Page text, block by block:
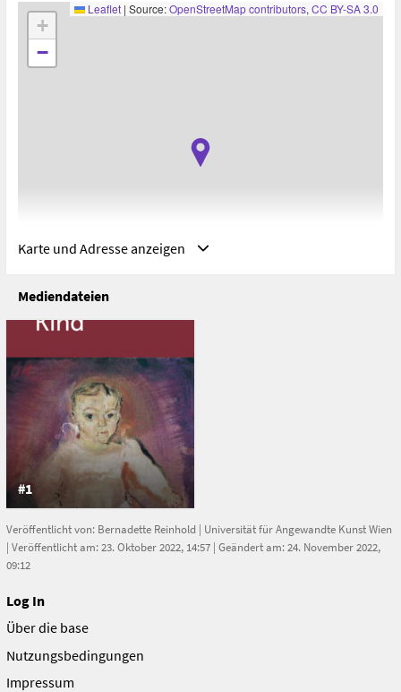
+
−
Leaflet | Source:OpenStreetMap contributors, CC BY-SA 3.0
Adresse
Pöchlarn, NO, Österreich
Pöchlarn
Österreich
Karte und Adresse anzeigen
Mediendateien
#1
Veröffentlicht von: Bernadette Reinhold | Universität für Angewandte Kunst Wien
| Veröffentlicht am: 23. Oktober 2022, 14:57 | Geändert am: 24. November 2022,
09:12
Log In
Über die base
Nutzungsbedingungen
Impressum